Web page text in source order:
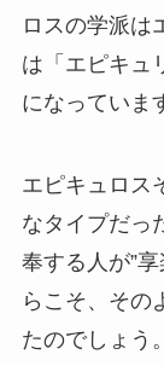
ロスの学派は
は「エピキュ
になっていま
エピキュロス
なタイプだっ
奉する人が”
らこそ、その
たのでしょう。